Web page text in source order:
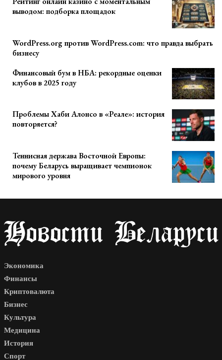
выводом: подборка площадок
WordPress.org против WordPress.com: что правда выбрать
бизнесу
Финансовый бум в НБА: рекордные оценки
клубов в 2025 году
Проблемы Хаби Алонсо в «Реале»: история
повторяется?
Теннисная держава Восточной Европы:
почему Беларусь выращивает чемпионок
мирового уровня
Экономика
Финансы
Криптовалюта
Бизнес
Культура
Медицина
История
Спорт